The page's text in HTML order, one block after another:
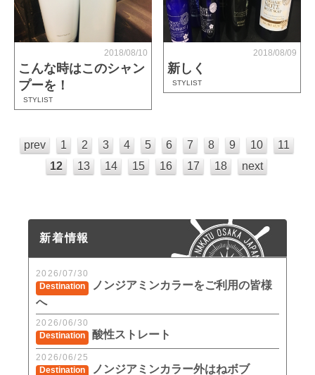
2018/08/10
こんな時はこのシャン
プーを！
STYLIST
2018/08/09
新しく
STYLIST
prev 1 2 3 4 5 6 7 8 9 10
11
12
13 14 15 16 17 18 next
新着情報
2026/07/30
Destination
ノンジアミンカラーをご利用の皆様
へ
2026/06/30
Destination
酸性ストレート
2026/06/25
Destination
ノンジアミンカラー外はねボブ